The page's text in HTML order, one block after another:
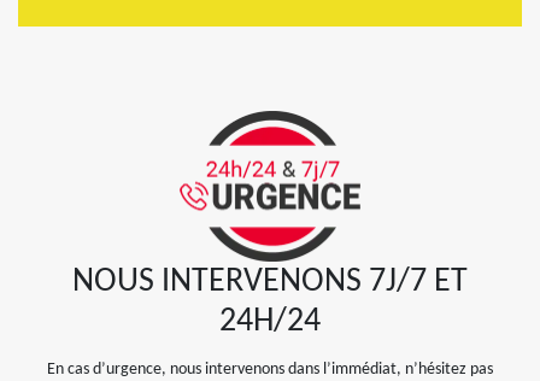
NOUS INTERVENONS 7J/7 ET
24H/24
En cas d’urgence, nous intervenons dans l’immédiat, n’hésitez pas